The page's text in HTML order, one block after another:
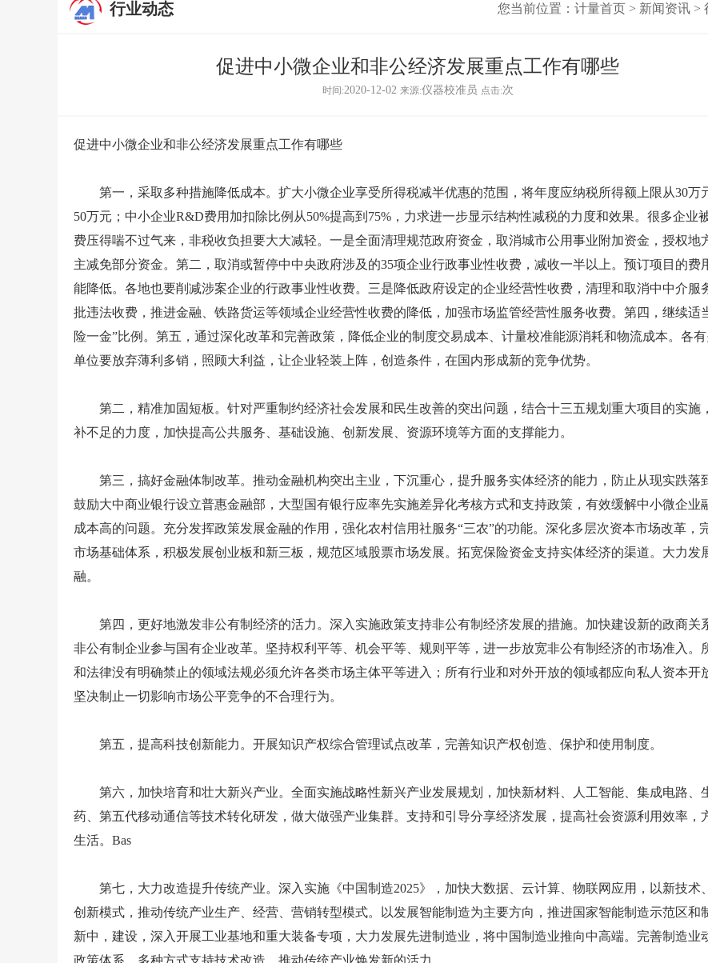
您当前位置： 计量首页 > 新闻资讯 >
行业动态
促进中小微企业和非公经济发展重点工作有哪些
时间:2020-12-02 来源:仪器校准员 点击:次
促进中小微企业和非公经济发展重点工作有哪些
第一，采取多种措施降低成本。扩大小微企业享受所得税减半优惠的范围，将年度应纳税所得额上限从30万
50万元；中小企业R&D费用加扣除比例从50%提高到75%，力求进一步显示结构性减税的力度和效果。很多企业
费压得喘不过气来，非税收负担要大大减轻。一是全面清理规范政府资金，取消城市公用事业附加资金，授权地
主减免部分资金。第二，取消或暂停中中央政府涉及的35项企业行政事业性收费，减收一半以上。预订项目的费
能降低。各地也要削减涉案企业的行政事业性收费。三是降低政府设定的企业经营性收费，清理和取消中中介服
批违法收费，推进金融、铁路货运等领域企业经营性收费的降低，加强市场监管经营性服务收费。第四，继续适
险一金”比例。第五，通过深化改革和完善政策，降低企业的制度交易成本、 计量校准能源消耗和物流成本。各
单位要放弃薄利多销，照顾大利益，让企业轻装上阵，创造条件，在国内形成新的竞争优势。
第二，精准加固短板。针对严重制约经济社会发展和民生改善的突出问题，结合十三五规划重大项目的实施
补不足的力度，加快提高公共服务、基础设施、创新发展、资源环境等方面的支撑能力。
第三，搞好金融体制改革。推动金融机构突出主业，下沉重心，提升服务实体经济的能力，防止从现实跌落
鼓励大中商业银行设立普惠金融部，大型国有银行应率先实施差异化考核方式和支持政策，有效缓解中小微企业
成本高的问题。充分发挥政策发展金融的作用，强化农村信用社服务“三农”的功能。深化多层次资本市场改革，
市场基础体系，积极发展创业板和新三板，规范区域股票市场发展。拓宽保险资金支持实体经济的渠道。大力发
融。
第四，更好地激发非公有制经济的活力。深入实施政策支持非公有制经济发展的措施。加快建设新的政商关
非公有制企业参与国有企业改革。坚持权利平等、机会平等、规则平等，进一步放宽非公有制经济的市场准入。
和法律没有明确禁止的领域法规必须允许各类市场主体平等进入；所有行业和对外开放的领域都应向私人资本开
坚决制止一切影响市场公平竞争的不合理行为。
第五，提高科技创新能力。开展知识产权综合管理试点改革，完善知识产权创造、保护和使用制度。
第六，加快培育和壮大新兴产业。全面实施战略性新兴产业发展规划，加快新材料、人工智能、集成电路、
药、第五代移动通信等技术转化研发，做大做强产业集群。支持和引导分享经济发展，提高社会资源利用效率，
生活。Bas
第七，大力改造提升传统产业。深入实施《中国制造2025》，加快大数据、云计算、物联网应用，以新技术
创新模式，推动传统产业生产、经营、营销转型模式。以发展智能制造为主要方向，推进国家智能制造示范区和
新中，建设，深入开展工业基地和重大装备专项，大力发展先进制造业，将中国制造业推向中高端。完善制造业
政策体系，多种方式支持技术改造，推动传统产业焕发新的活力。
仪器校
要的
确保